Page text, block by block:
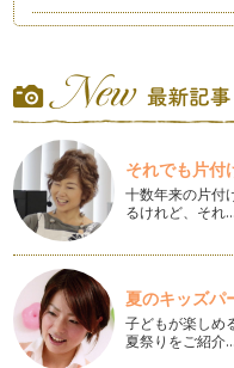
す。 今月も、前回に引き
簡単！離乳食の考え方
こんにちは、アクティブ
のテーマは、「離乳食」
子どもも好きになる！スム
皆さん こんにちは。ア
す。 季節も7月、夏に向
好き嫌いと偏食
こんにちは、アクティブ
の5月は、ずいぶん早く夏
それでも片付
十数年来の片付
るけれど、それ…
夏のキッズ
子どもが楽しめ
夏祭りをご紹介…